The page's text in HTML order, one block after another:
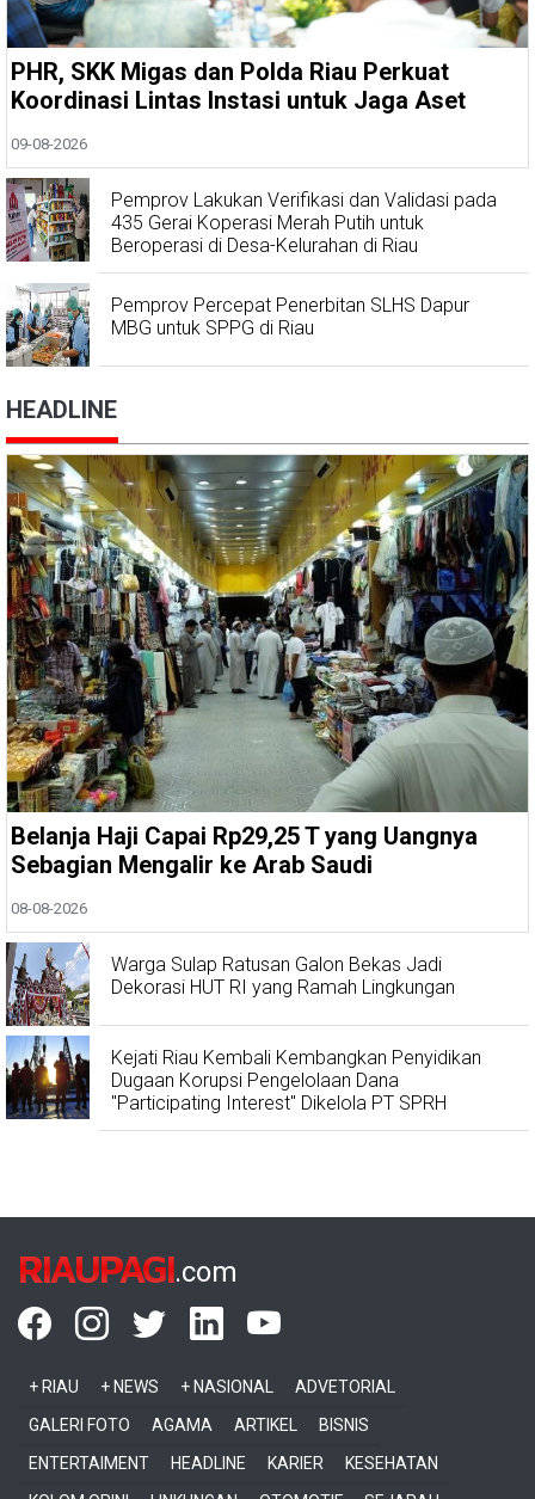
PHR, SKK Migas dan Polda Riau Perkuat
Koordinasi Lintas Instasi untuk Jaga Aset
09-08-2026
Pemprov Lakukan Verifikasi dan Validasi pada
435 Gerai Koperasi Merah Putih untuk
Beroperasi di Desa-Kelurahan di Riau
Pemprov Percepat Penerbitan SLHS Dapur
MBG untuk SPPG di Riau
HEADLINE
Belanja Haji Capai Rp29,25 T yang Uangnya
Sebagian Mengalir ke Arab Saudi
08-08-2026
Warga Sulap Ratusan Galon Bekas Jadi
Dekorasi HUT RI yang Ramah Lingkungan
Kejati Riau Kembali Kembangkan Penyidikan
Dugaan Korupsi Pengelolaan Dana
"Participating Interest" Dikelola PT SPRH
RIAUPAGI.com
+ RIAU + NEWS + NASIONAL
ADVETORIAL
GALERI FOTO
AGAMA ARTIKEL
BISNIS
ENTERTAIMENT
HEADLINE KARIER
KESEHATAN